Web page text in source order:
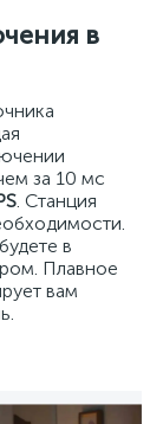
в
за 10 мс
. Станция
в
Плавное
вам